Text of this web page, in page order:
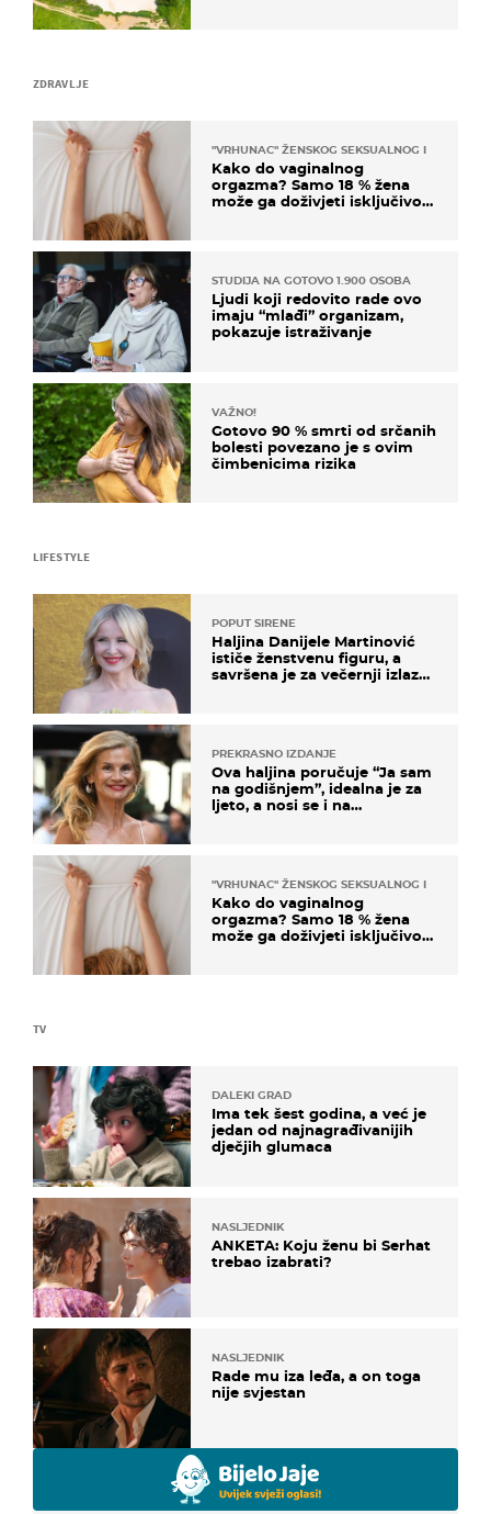
ZDRAVLJE
"VRHUNAC" ŽENSKOG SEKSUALNOG ISKUSTVA
Kako do vaginalnog
orgazma? Samo 18 % žena
može ga doživjeti isključivo
STUDIJA NA GOTOVO 1.900 OSOBA
Ljudi koji redovito rade ovo
imaju “mlađi” organizam,
pokazuje istraživanje
VAŽNO!
Gotovo 90 % smrti od srčanih
bolesti povezano je s ovim
čimbenicima rizika
TV
DALEKI GRAD
Ima tek šest godina, a već je
jedan od najnagrađivanijih
dječjih glumaca
NASLJEDNIK
ANKETA: Koju ženu bi Serhat
trebao izabrati?
NASLJEDNIK
Rade mu iza leđa, a on toga
nije svjestan
LIFESTYLE
POPUT SIRENE
Haljina Danijele Martinović
ističe ženstvenu figuru, a
savršena je za večernji izlazak
PREKRASNO IZDANJE
Ova haljina poručuje “Ja sam
na godišnjem”, idealna je za
ljeto, a nosi se i na
"VRHUNAC" ŽENSKOG SEKSUALNOG ISKUSTVA
Kako do vaginalnog
orgazma? Samo 18 % žena
može ga doživjeti isključivo